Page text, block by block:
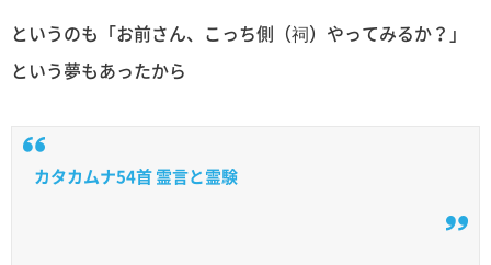
というのも「お前さん、こっち側（祠）やってみるか？」
という夢もあったから
カタカムナ54首 霊言と霊験